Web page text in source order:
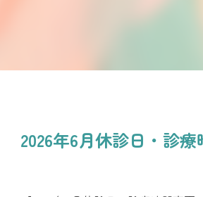
2026年6月休診日・診